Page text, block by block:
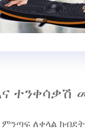
ተንቀሳቃሽ
ለቀላል